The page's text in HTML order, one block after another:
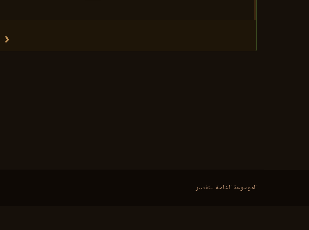
الموسوعة الشاملة للتفسير